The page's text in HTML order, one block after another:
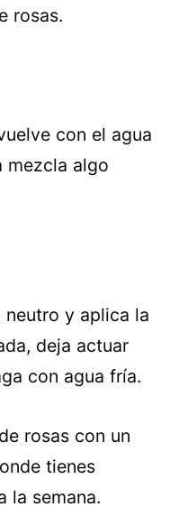
rosas.
con el agua
mezcla algo
y aplica la
deja actuar
con agua fría.
rosas con un
tienes
la semana.